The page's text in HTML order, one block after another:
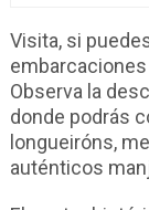
Visita, si
Observa la
donde podrás
longueiróns,
auténticos